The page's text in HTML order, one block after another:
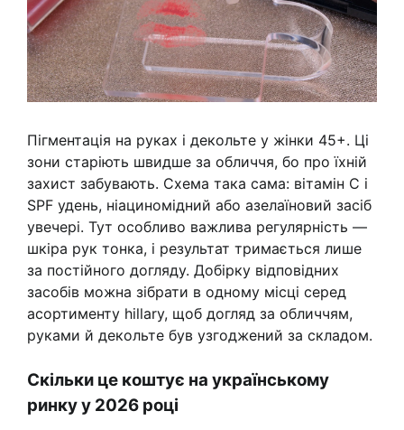
Пігментація на руках і декольте у жінки 45+. Ці
зони старіють швидше за обличчя, бо про їхній
захист забувають. Схема така сама: вітамін C і
SPF удень, ніациномідний або азелаїновий засіб
увечері. Тут особливо важлива регулярність —
шкіра рук тонка, і результат тримається лише
за постійного догляду. Добірку відповідних
засобів можна зібрати в одному місці серед
асортименту hillary, щоб догляд за обличчям,
руками й декольте був узгоджений за складом.
Скільки це коштує на українському
ринку у 2026 році